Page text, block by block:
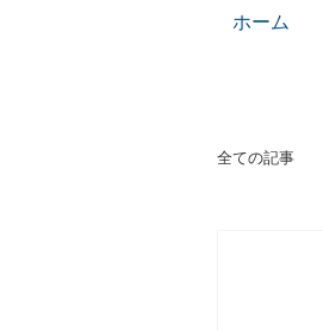
ホーム
全ての記事